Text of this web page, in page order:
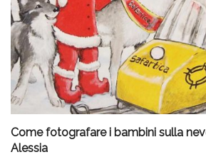
Come fotografare i bambini sulla
Alessia